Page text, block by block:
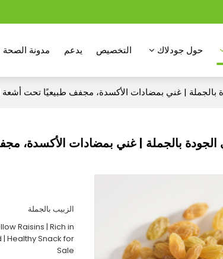
حول جودلاك التخصيص يدعم مدونة الصحة
بالجملة | غني بمضادات الأكسدة، مجفف طبيعيًا تحت
الجودة بالجملة | غني بمضادات
الزبيب بالجملة
Raisins | Rich in
Healthy Snack for
Sale